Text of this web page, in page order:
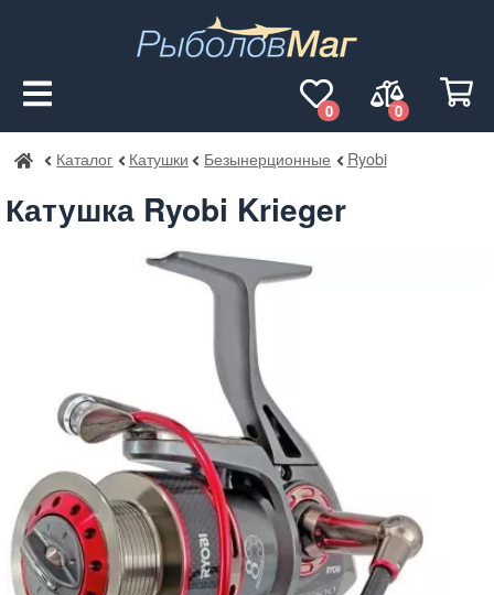
0
0
РыболовМаг
Каталог Катушки Безынерционные Ryobi
Катушка Ryobi Krieger